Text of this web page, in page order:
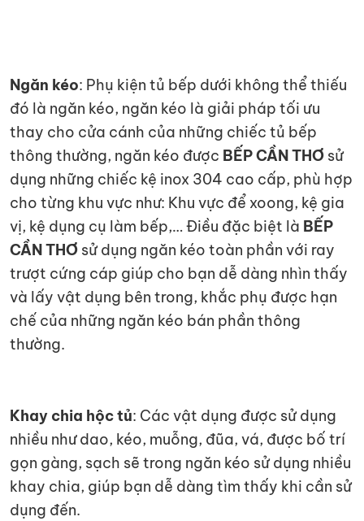
Ngăn kéo: Phụ kiện tủ bếp dưới không thể thiếu
đó là ngăn kéo, ngăn kéo là giải pháp tối ưu
thay cho cửa cánh của những chiếc tủ bếp
thông thường, ngăn kéo được BẾP CẦN THƠ sử
dụng những chiếc kệ inox 304 cao cấp, phù hợp
cho từng khu vực như: Khu vực để xoong, kệ gia
vị, kệ dụng cụ làm bếp,… Điều đặc biệt là BẾP
CẦN THƠ sử dụng ngăn kéo toàn phần với ray
trượt cứng cáp giúp cho bạn dễ dàng nhìn thấy
và lấy vật dụng bên trong, khắc phụ được hạn
chế của những ngăn kéo bán phần thông
thường.
Khay chia hộc tủ: Các vật dụng được sử dụng
nhiều như dao, kéo, muỗng, đũa, vá, được bố trí
gọn gàng, sạch sẽ trong ngăn kéo sử dụng nhiều
khay chia, giúp bạn dễ dàng tìm thấy khi cần sử
dụng đến.